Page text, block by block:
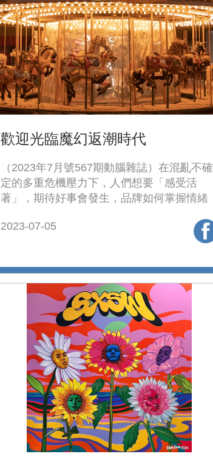
歡迎光臨魔幻返潮時代
（2023年7月號567期動腦雜誌）在混亂不確
定的多重危機壓力下，人們想要「感受活
著」，期待好事會發生，品牌如何掌握情緒
心活著」！
2023-07-05